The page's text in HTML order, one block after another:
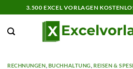
Inhalt
springen
3.500 EXCEL VORLAGEN
RECHNUNGEN BUCHHALTUNG ,REISEN &